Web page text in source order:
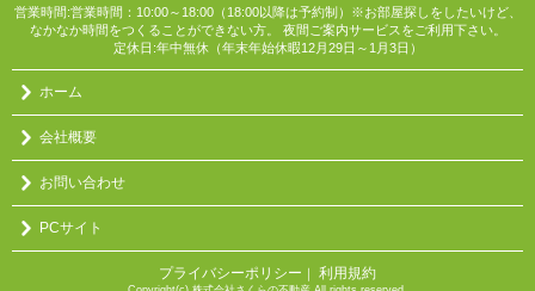
営業時間:営業時間：10:00～18:00（18:00以降は予約制）※お部屋探しをしたいけど、
なかなか時間をつくることができない方。 夜間ご案内サービスをご利用下さい。
定休日:年中無休（年末年始休暇12月29日～1月3日）
ホーム
会社概要
お問い合わせ
PCサイト
プライバシーポリシー ｜ 利用規約